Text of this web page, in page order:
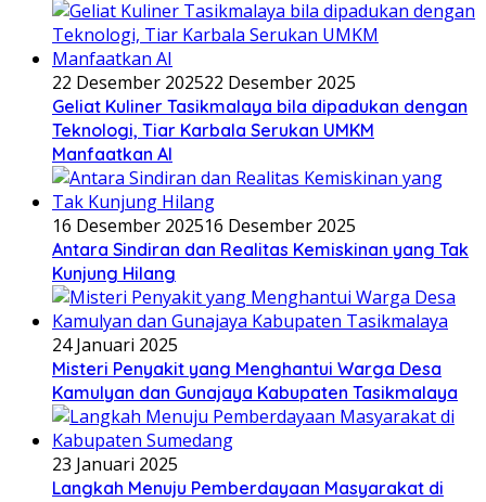
22 Desember 202522 Desember 2025
Geliat Kuliner Tasikmalaya bila dipadukan dengan
Teknologi, Tiar Karbala Serukan UMKM
Manfaatkan AI
16 Desember 202516 Desember 2025
Antara Sindiran dan Realitas Kemiskinan yang Tak
Kunjung Hilang
24 Januari 2025
Misteri Penyakit yang Menghantui Warga Desa
Kamulyan dan Gunajaya Kabupaten Tasikmalaya
23 Januari 2025
Langkah Menuju Pemberdayaan Masyarakat di